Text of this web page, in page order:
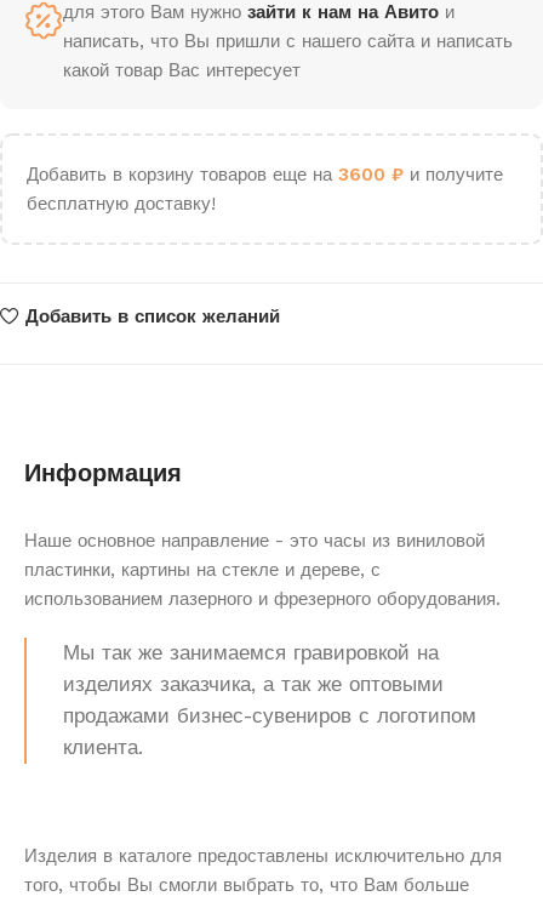
для этого Вам нужно зайти к нам на Авито и
написать, что Вы пришли с нашего сайта и написать
какой товар Вас интересует
Добавить в корзину товаров еще на 3600 ₽ и получите
бесплатную доставку!
Добавить в список желаний
Информация
Наше основное направление - это часы из виниловой
пластинки, картины на стекле и дереве, с
использованием лазерного и фрезерного оборудования.
Мы так же занимаемся гравировкой на
изделиях заказчика, а так же оптовыми
продажами бизнес-сувениров с логотипом
клиента.
Изделия в каталоге предоставлены исключительно для
того, чтобы Вы смогли выбрать то, что Вам больше